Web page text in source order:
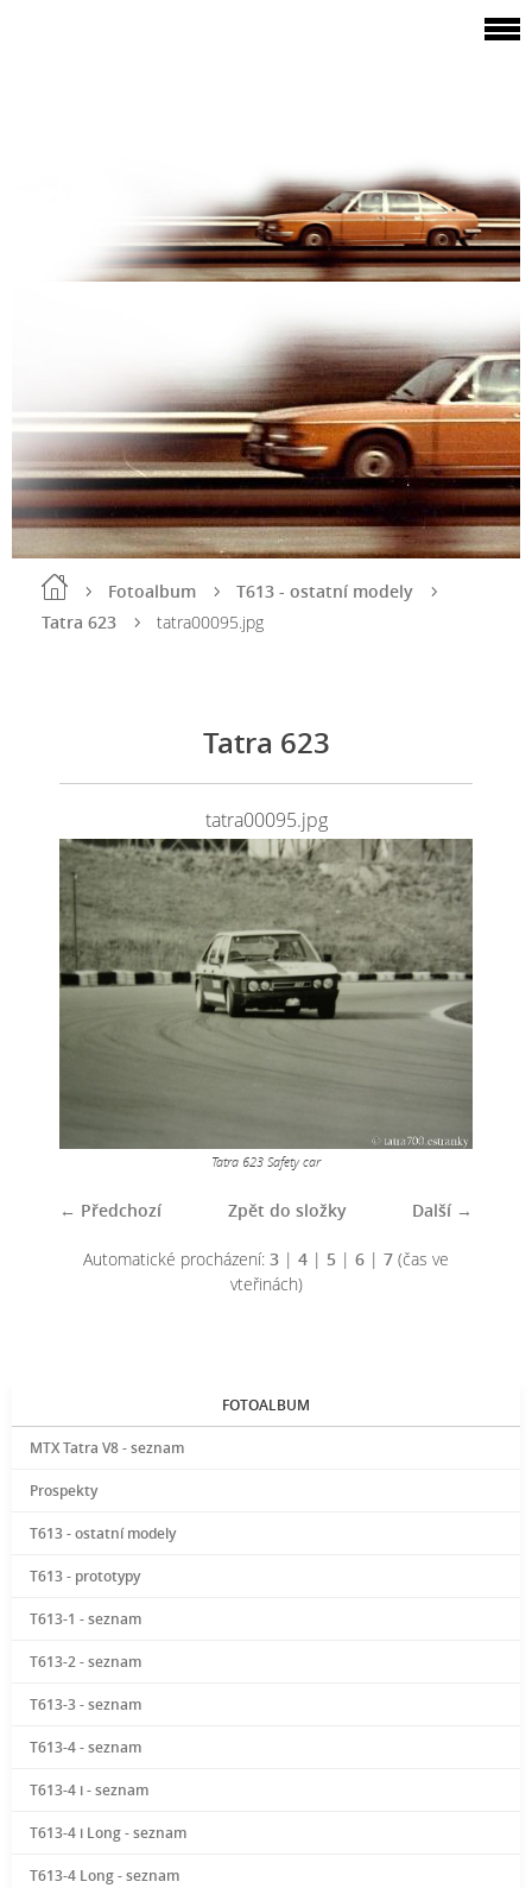
Fotoalbum
T613 - ostatní modely
Tatra 623
tatra00095.jpg
Tatra 623
tatra00095.jpg
Tatra 623 Safety car
← Předchozí Další →
Zpět do složky
Automatické procházení: 3 | 4 | 5 | 6 | 7 (čas ve
vteřinách)
FOTOALBUM
MTX Tatra V8 - seznam
Prospekty
T613 - ostatní modely
T613 - prototypy
T613-1 - seznam
T613-2 - seznam
T613-3 - seznam
T613-4 - seznam
T613-4 i - seznam
T613-4 i Long - seznam
T613-4 Long - seznam